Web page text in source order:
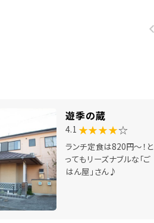
遊季の蔵
4.1 ★★★★☆
ランチ定食は820円～！と
ってもリーズナブルな「ご
はん屋」さん♪